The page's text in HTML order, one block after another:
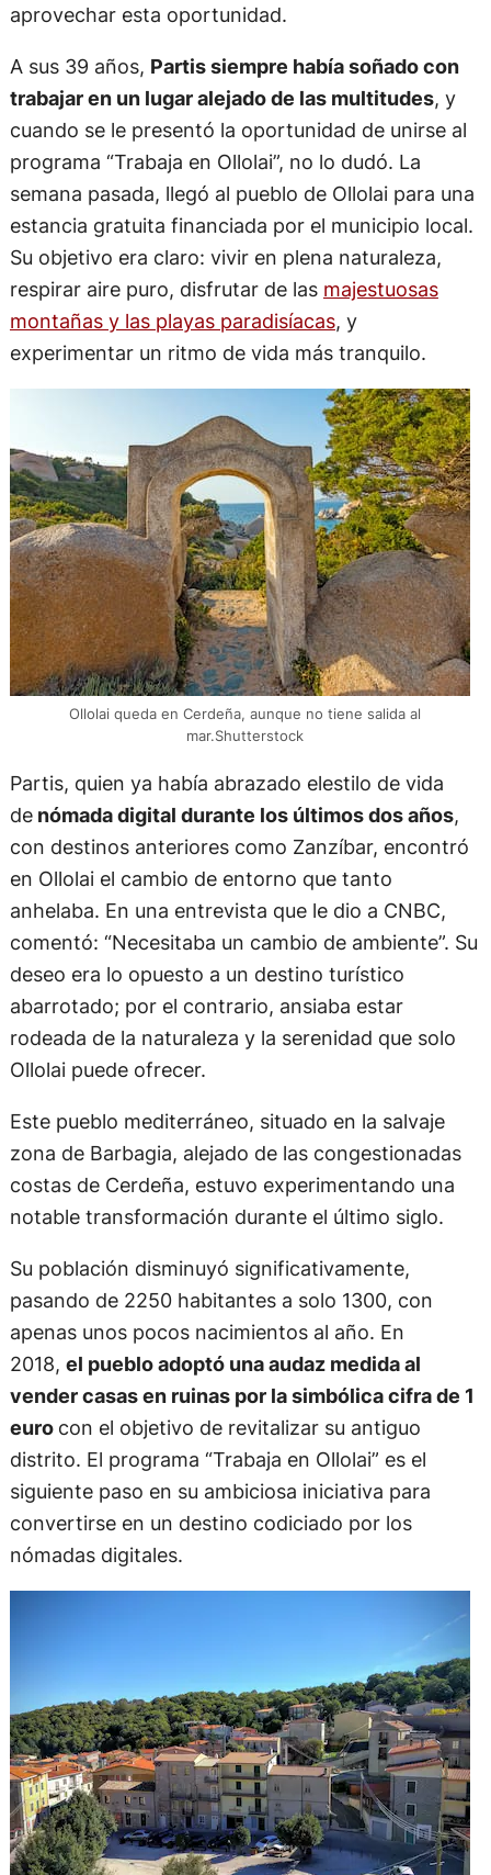
aprovechar esta oportunidad.
A sus 39 años, Partis siempre había soñado con
trabajar en un lugar alejado de las multitudes, y
cuando se le presentó la oportunidad de unirse al
programa “Trabaja en Ollolai”, no lo dudó. La
semana pasada, llegó al pueblo de Ollolai para una
estancia gratuita financiada por el municipio local.
Su objetivo era claro: vivir en plena naturaleza,
respirar aire puro, disfrutar de las majestuosas
montañas y las playas paradisíacas, y
experimentar un ritmo de vida más tranquilo.
Ollolai queda en Cerdeña, aunque no tiene salida al
mar.Shutterstock
Partis, quien ya había abrazado elestilo de vida
denómada digital durante los últimos dos años,
con destinos anteriores como Zanzíbar, encontró
en Ollolai el cambio de entorno que tanto
anhelaba. En una entrevista que le dio a CNBC,
comentó: “Necesitaba un cambio de ambiente”. Su
deseo era lo opuesto a un destino turístico
abarrotado; por el contrario, ansiaba estar
rodeada de la naturaleza y la serenidad que solo
Ollolai puede ofrecer.
Este pueblo mediterráneo, situado en la salvaje
zona de Barbagia, alejado de las congestionadas
costas de Cerdeña, estuvo experimentando una
notable transformación durante el último siglo.
Su población disminuyó significativamente,
pasando de 2250 habitantes a solo 1300, con
apenas unos pocos nacimientos al año. En
2018, el pueblo adoptó una audaz medida al
vender casas en ruinas por la simbólica cifra de 1
euro con el objetivo de revitalizar su antiguo
distrito. El programa “Trabaja en Ollolai” es el
siguiente paso en su ambiciosa iniciativa para
convertirse en un destino codiciado por los
nómadas digitales.